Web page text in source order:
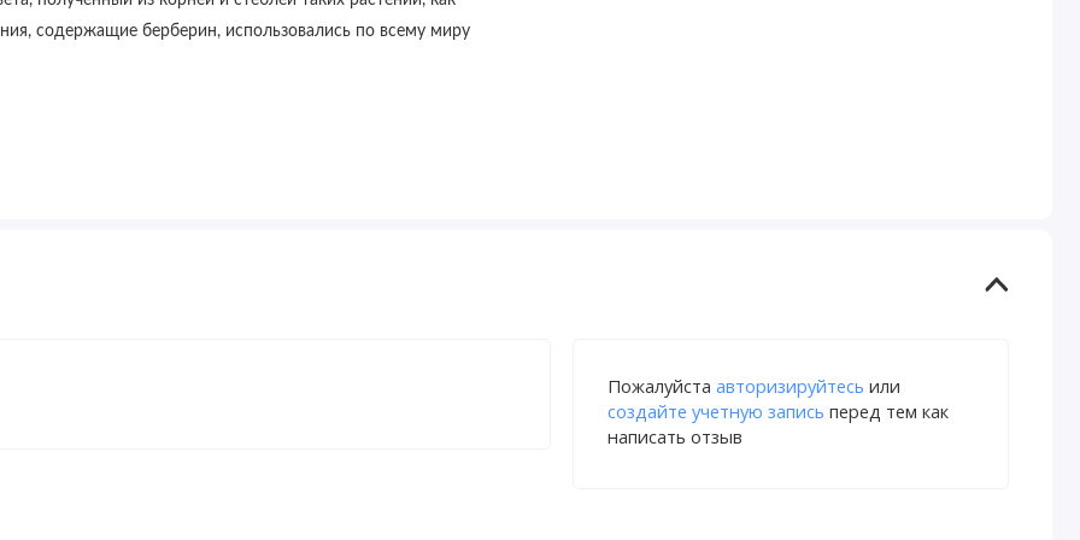
содержащие берберин, использовались по всему миру
Пожалуйста авторизируйтесь или
создайте учетную запись перед тем как
написать отзыв